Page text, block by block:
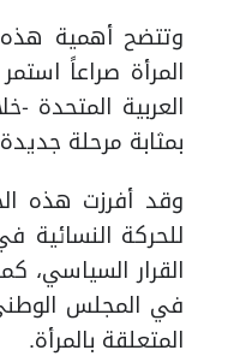
وتتضح أهمية هذه
المرأة صراعاً
بمثابة مرحلة
وقد أفرزت هذه
للحركة النسائية
القرار السياسي،
في المجلس
المتعلقة بالمرأة.